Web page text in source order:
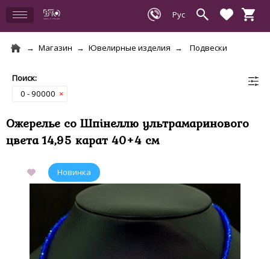
Магазин Ювелирные изделия Подвески
0 - 90000 ×
Ожерелье со Шпінеллю ультрамаринового
цвета 14,95 карат 40+4 см